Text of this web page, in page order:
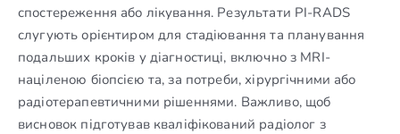
спостереження або лікування. Результати PI-RADS
слугують орієнтиром для стадіювання та планування
подальших кроків у діагностиці, включно з MRI-
націленою біопсією та, за потреби, хірургічними або
радіотерапевтичними рішеннями. Важливо, щоб
висновок підготував кваліфікований радіолог з